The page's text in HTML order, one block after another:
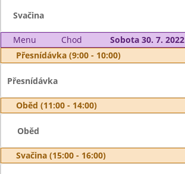
Svačina
Menu Chod
Sobota 30. 7. 2022
Přesnídávka (9:00 - 10:00)
Přesnídávka
Oběd (11:00 - 14:00)
Oběd
Svačina (15:00 - 16:00)